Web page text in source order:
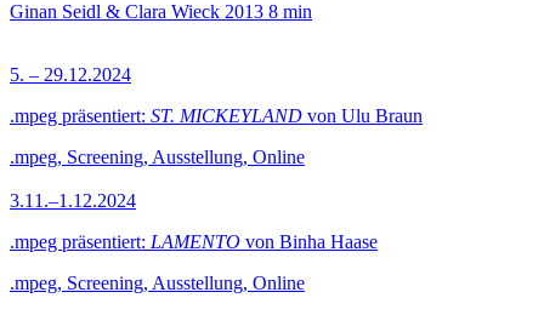
Ginan Seidl & Clara Wieck 2013 8 min
5. – 29.12.2024
.mpeg präsentiert: ST. MICKEYLAND von Ulu Braun
.mpeg, Screening, Ausstellung, Online
3.11.–1.12.2024
.mpeg präsentiert: LAMENTO von Binha Haase
.mpeg, Screening, Ausstellung, Online